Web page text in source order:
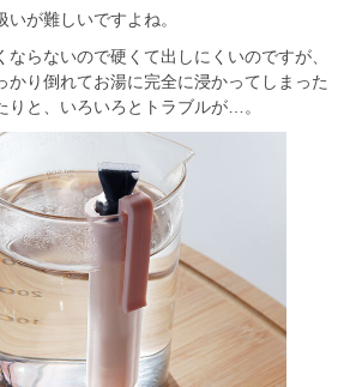
が難しいですよね。
らないので硬くて出しにくいのですが、
かり倒れてお湯に完全に浸かってしまった
りと、いろいろとトラブルが…。